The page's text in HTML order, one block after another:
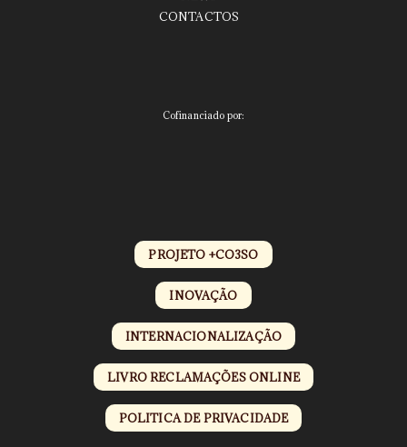
CONTACTOS
Cofinanciado por:
PROJETO +CO3SO
INOVAÇÃO
INTERNACIONALIZAÇÃO
LIVRO RECLAMAÇÕES ONLINE
POLITICA DE PRIVACIDADE